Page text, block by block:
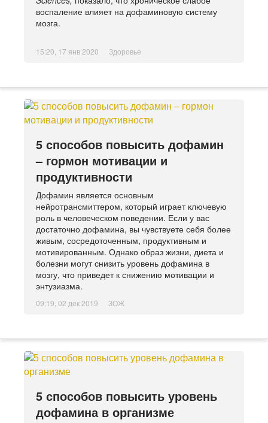
воспаление влияет на дофаминовую систему
мозга.
15:20, 17 янв 2020 Здоровье
5 способов повысить дофамин
– гормон мотивации и
продуктивности
Дофамин является основным
нейротрансмиттером, который играет ключевую
роль в человеческом поведении. Если у вас
достаточно дофамина, вы чувствуете себя более
живым, сосредоточенным, продуктивным и
мотивированным. Однако образ жизни, диета и
болезни могут снизить уровень дофамина в
мозгу, что приведет к снижению мотивации и
энтузиазма.
09:19, 02 дек 2019 ЗОЖ
5 способов повысить уровень
дофамина в организме